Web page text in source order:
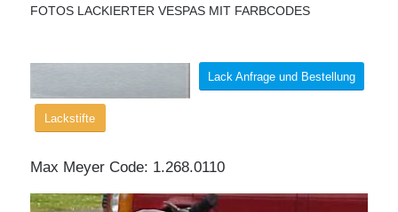
FOTOS LACKIERTER VESPAS MIT FARBCODES
Lack Anfrage und Bestellung
Lackstifte
Max Meyer Code: 1.268.0110